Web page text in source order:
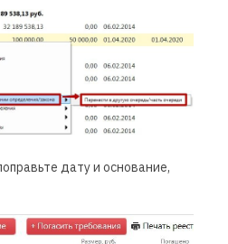
дату и основание,